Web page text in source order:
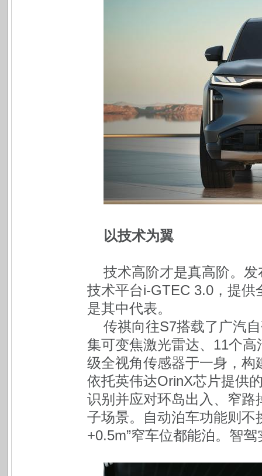
以技术为翼
技术高阶才是真高阶。
技术平台i-GTEC 3.0，提
是其中代表。
传祺向往S7搭载了广汽
集可变焦激光雷达、11个
级全视角传感器于一身，构
依托英伟达OrinX芯片提供
识别并应对环岛出入、窄路
子场景。自动泊车功能则不
+0.5m”窄车位都能泊。智